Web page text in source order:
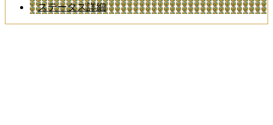
ステータス詳細